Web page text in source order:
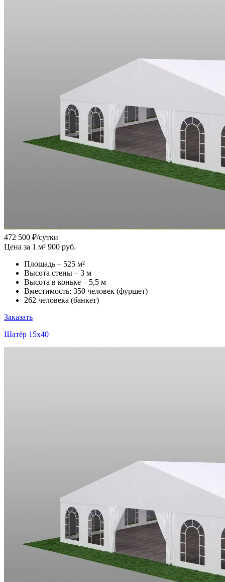
472 500 ₽/сутки
Цена за 1 м² 900 руб.
Площадь – 525 м²
Высота стены – 3 м
Высота в коньке – 5,5 м
Вместимость: 350 человек (фуршет)
262 человека (банкет)
Заказать
Шатёр 15x40